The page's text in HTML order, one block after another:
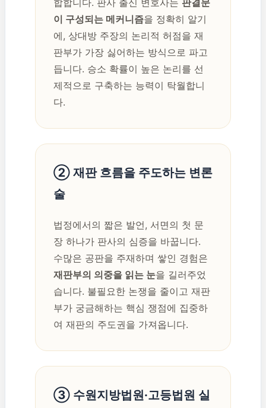
이 구성되는 메커니즘을 정확히 알기
에, 상대방 주장의 논리적 허점을 재
판부가 가장 싫어하는 방식으로 파고
듭니다. 승소 확률이 높은 논리를 선
제적으로 구축하는 능력이 탁월합니
다.
② 재판 흐름을 주도하는 변론
술
법정에서의 짧은 발언, 서면의 첫 문
장 하나가 판사의 심증을 바꿉니다.
수많은 공판을 주재하며 쌓인 경험은
재판부의 의중을 읽는 눈을 길러주었
습니다. 불필요한 논쟁을 줄이고 재판
부가 궁금해하는 핵심 쟁점에 집중하
여 재판의 주도권을 가져옵니다.
③ 수원지방법원·고등법원 실